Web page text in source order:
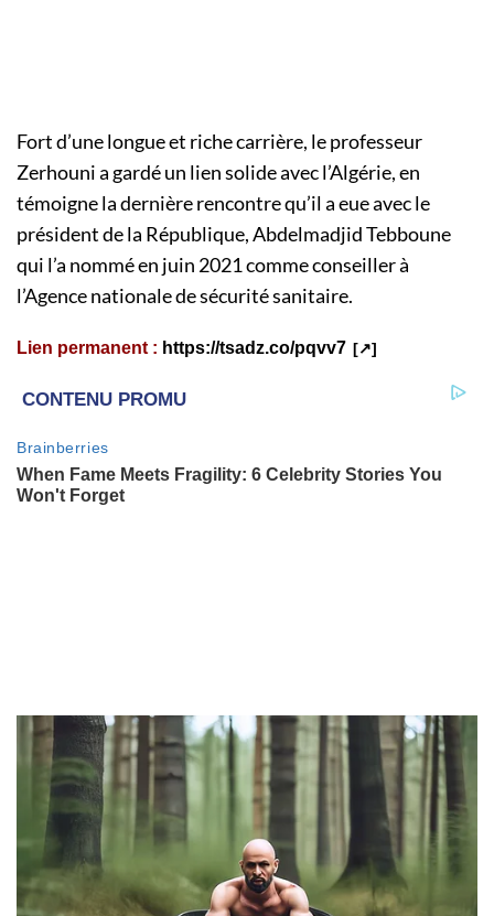
Fort d’une longue et riche carrière, le professeur
Zerhouni a gardé un lien solide avec l’Algérie, en
témoigne la dernière rencontre qu’il a eue avec le
président de la République, Abdelmadjid Tebboune
qui l’a nommé en juin 2021 comme conseiller à
l’Agence nationale de sécurité sanitaire.
Lien permanent : https://tsadz.co/pqvv7